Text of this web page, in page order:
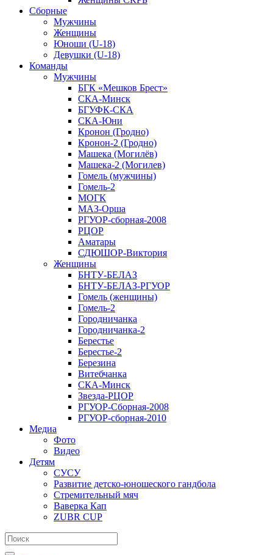
Сборные
Мужчины
Женщины
Юноши (U-18)
Девушки (U-18)
Команды
Мужчины
БГК «Мешков Брест»
СКА-Минск
БГУФК-СКА
СКА-Юни
Кронон (Гродно)
Кронон-2 (Гродно)
Машека (Могилёв)
Машека-2 (Могилев)
Гомель (мужчины)
Гомель-2
МОГК
МАЗ-Орша
РГУОР-сборная-2008
РЦОР
Аматары
СДЮШОР-Виктория
Женщины
БНТУ-БЕЛАЗ
БНТУ-БЕЛАЗ-РГУОР
Гомель (женщины)
Гомель-2
Городничанка
Городничанка-2
Берестье
Берестье-2
Березина
Витебчанка
СКА-Минск
Звезда-РЦОР
РГУОР-Сборная-2008
РГУОР-сборная-2010
Медиа
Фото
Видео
Детям
СУСУ
Развитие детско-юношеского гандбола
Стремительный мяч
Ваверка Кап
ZUBR CUP